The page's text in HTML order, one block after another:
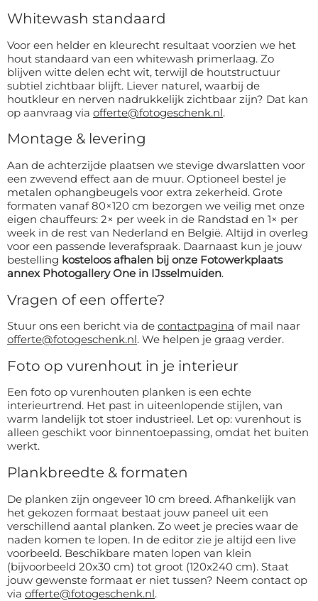
Whitewash standaard
Voor een helder en kleurecht resultaat voorzien we het
hout standaard van een whitewash primerlaag. Zo
blijven witte delen echt wit, terwijl de houtstructuur
subtiel zichtbaar blijft. Liever naturel, waarbij de
houtkleur en nerven nadrukkelijk zichtbaar zijn? Dat kan
op aanvraag via offerte@fotogeschenk.nl.
Montage & levering
Aan de achterzijde plaatsen we stevige dwarslatten voor
een zwevend effect aan de muur. Optioneel bestel je
metalen ophangbeugels voor extra zekerheid. Grote
formaten vanaf 80×120 cm bezorgen we veilig met onze
eigen chauffeurs: 2× per week in de Randstad en 1× per
week in de rest van Nederland en België. Altijd in overleg
voor een passende leverafspraak. Daarnaast kun je jouw
bestelling kosteloos afhalen bij onze Fotowerkplaats
annex Photogallery One in IJsselmuiden.
Vragen of een offerte?
Stuur ons een bericht via de contactpagina of mail naar
offerte@fotogeschenk.nl. We helpen je graag verder.
Foto op vurenhout in je interieur
Een foto op vurenhouten planken is een echte
interieurtrend. Het past in uiteenlopende stijlen, van
warm landelijk tot stoer industrieel. Let op: vurenhout is
alleen geschikt voor binnentoepassing, omdat het buiten
werkt.
Plankbreedte & formaten
De planken zijn ongeveer 10 cm breed. Afhankelijk van
het gekozen formaat bestaat jouw paneel uit een
verschillend aantal planken. Zo weet je precies waar de
naden komen te lopen. In de editor zie je altijd een live
voorbeeld. Beschikbare maten lopen van klein
(bijvoorbeeld 20x30 cm) tot groot (120x240 cm). Staat
jouw gewenste formaat er niet tussen? Neem contact op
via offerte@fotogeschenk.nl.